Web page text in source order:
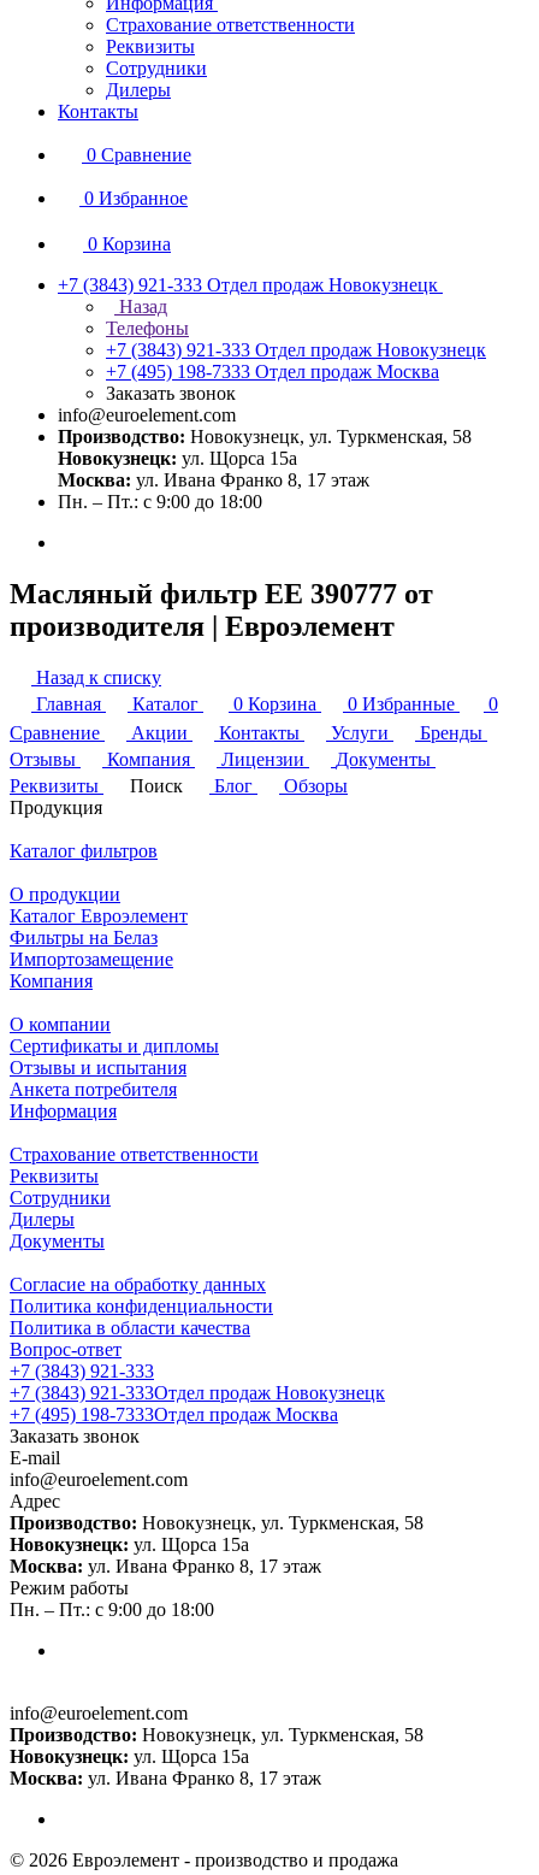
Страхование ответственности
Реквизиты
Сотрудники
Дилеры
Контакты
0 Сравнение
0 Избранное
0 Корзина
+7 (3843) 921-333 Отдел продаж Новокузнецк
Назад
Телефоны
+7 (3843) 921-333 Отдел продаж Новокузнецк
+7 (495) 198-7333 Отдел продаж Москва
Заказать звонок
info@euroelement.com
Производство: Новокузнецк, ул. Туркменская, 58
Новокузнецк: ул. Щорса 15а
Москва: ул. Ивана Франко 8, 17 этаж
Пн. – Пт.: с 9:00 до 18:00
Масляный фильтр ЕЕ 390777 от
производителя | Евроэлемент
Назад к списку
Главная
Каталог 0 Корзина 0 Избранные
0
Сравнение
Акции Контакты Услуги
Бренды
Отзывы
Компания Лицензии
Документы
Реквизиты
Поиск Блог
Обзоры
Продукция
Каталог фильтров
О продукции
Каталог Евроэлемент
Фильтры на Белаз
Импортозамещение
Компания
О компании
Сертификаты и дипломы
Отзывы и испытания
Анкета потребителя
Информация
Страхование ответственности
Реквизиты
Сотрудники
Дилеры
Документы
Согласие на обработку данных
Политика конфиденциальности
Политика в области качества
Вопрос-ответ
+7 (3843) 921-333
+7 (3843) 921-333Отдел продаж Новокузнецк
+7 (495) 198-7333Отдел продаж Москва
Заказать звонок
E-mail
info@euroelement.com
Адрес
Производство: Новокузнецк, ул. Туркменская, 58
Новокузнецк: ул. Щорса 15а
Москва: ул. Ивана Франко 8, 17 этаж
Режим работы
Пн. – Пт.: с 9:00 до 18:00
info@euroelement.com
Производство: Новокузнецк, ул. Туркменская, 58
Новокузнецк: ул. Щорса 15а
Москва: ул. Ивана Франко 8, 17 этаж
© 2026 Евроэлемент - производство и продажа